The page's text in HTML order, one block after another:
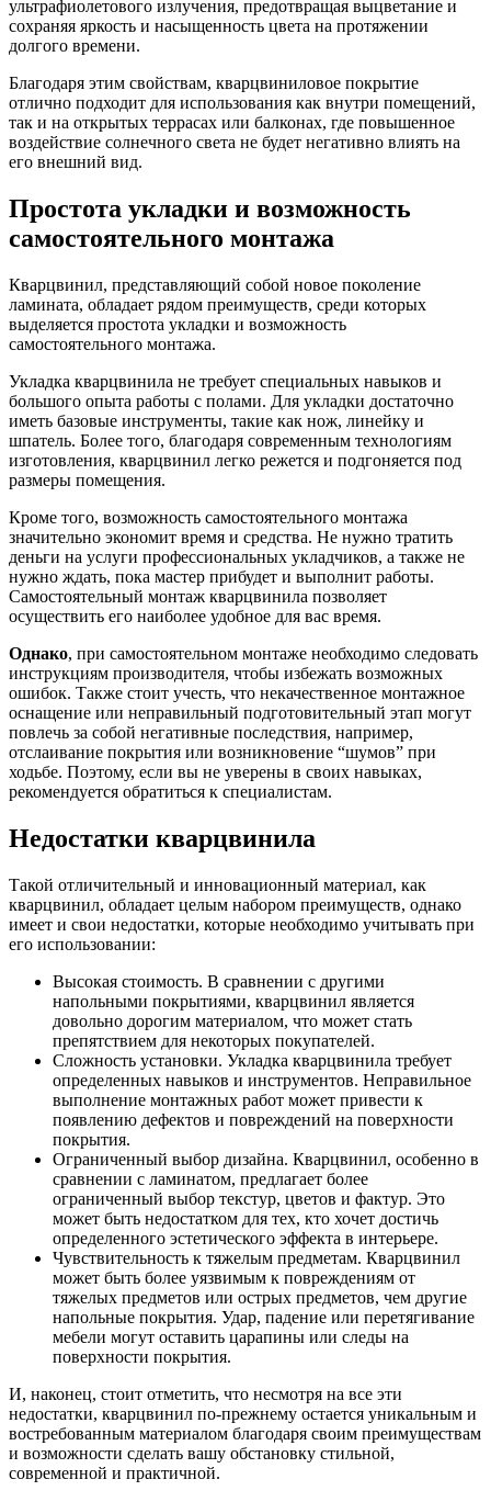
ультрафиолетового излучения, предотвращая выцветание и
сохраняя яркость и насыщенность цвета на протяжении
долгого времени.
Благодаря этим свойствам, кварцвиниловое покрытие
отлично подходит для использования как внутри помещений,
так и на открытых террасах или балконах, где повышенное
воздействие солнечного света не будет негативно влиять на
его внешний вид.
Простота укладки и возможность
самостоятельного монтажа
Кварцвинил, представляющий собой новое поколение
ламината, обладает рядом преимуществ, среди которых
выделяется простота укладки и возможность
самостоятельного монтажа.
Укладка кварцвинила не требует специальных навыков и
большого опыта работы с полами. Для укладки достаточно
иметь базовые инструменты, такие как нож, линейку и
шпатель. Более того, благодаря современным технологиям
изготовления, кварцвинил легко режется и подгоняется под
размеры помещения.
Кроме того, возможность самостоятельного монтажа
значительно экономит время и средства. Не нужно тратить
деньги на услуги профессиональных укладчиков, а также не
нужно ждать, пока мастер прибудет и выполнит работы.
Самостоятельный монтаж кварцвинила позволяет
осуществить его наиболее удобное для вас время.
Однако, при самостоятельном монтаже необходимо следовать
инструкциям производителя, чтобы избежать возможных
ошибок. Также стоит учесть, что некачественное монтажное
оснащение или неправильный подготовительный этап могут
повлечь за собой негативные последствия, например,
отслаивание покрытия или возникновение “шумов” при
ходьбе. Поэтому, если вы не уверены в своих навыках,
рекомендуется обратиться к специалистам.
Недостатки кварцвинила
Такой отличительный и инновационный материал, как
кварцвинил, обладает целым набором преимуществ, однако
имеет и свои недостатки, которые необходимо учитывать при
его использовании:
Высокая стоимость. В сравнении с другими
напольными покрытиями, кварцвинил является
довольно дорогим материалом, что может стать
препятствием для некоторых покупателей.
Сложность установки. Укладка кварцвинила требует
определенных навыков и инструментов. Неправильное
выполнение монтажных работ может привести к
появлению дефектов и повреждений на поверхности
покрытия.
Ограниченный выбор дизайна. Кварцвинил, особенно в
сравнении с ламинатом, предлагает более
ограниченный выбор текстур, цветов и фактур. Это
может быть недостатком для тех, кто хочет достичь
определенного эстетического эффекта в интерьере.
Чувствительность к тяжелым предметам. Кварцвинил
может быть более уязвимым к повреждениям от
тяжелых предметов или острых предметов, чем другие
напольные покрытия. Удар, падение или перетягивание
мебели могут оставить царапины или следы на
поверхности покрытия.
И, наконец, стоит отметить, что несмотря на все эти
недостатки, кварцвинил по-прежнему остается уникальным и
востребованным материалом благодаря своим преимуществам
и возможности сделать вашу обстановку стильной,
современной и практичной.